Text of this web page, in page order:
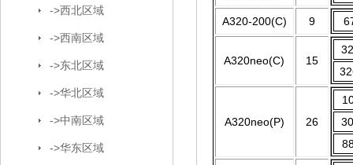
->西北区域
->西南区域
->东北区域
->华北区域
->中南区域
->华东区域
A320-200(C) 9
A320neo(C) 15
A320neo(P) 26